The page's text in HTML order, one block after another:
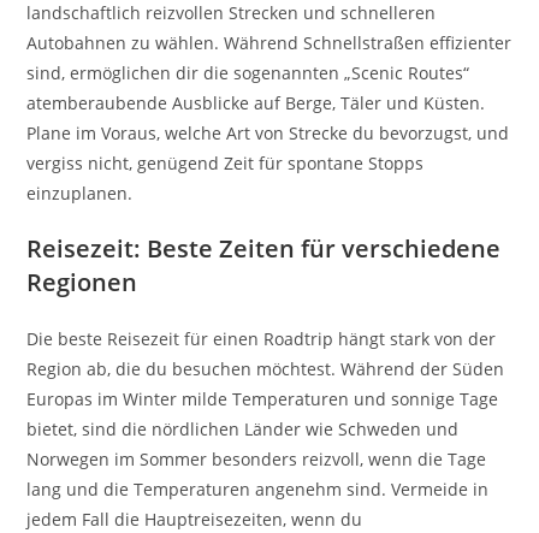
landschaftlich reizvollen Strecken und schnelleren
Autobahnen zu wählen. Während Schnellstraßen effizienter
sind, ermöglichen dir die sogenannten „Scenic Routes“
atemberaubende Ausblicke auf Berge, Täler und Küsten.
Plane im Voraus, welche Art von Strecke du bevorzugst, und
vergiss nicht, genügend Zeit für spontane Stopps
einzuplanen.
Reisezeit: Beste Zeiten für verschiedene
Regionen
Die beste Reisezeit für einen Roadtrip hängt stark von der
Region ab, die du besuchen möchtest. Während der Süden
Europas im Winter milde Temperaturen und sonnige Tage
bietet, sind die nördlichen Länder wie Schweden und
Norwegen im Sommer besonders reizvoll, wenn die Tage
lang und die Temperaturen angenehm sind. Vermeide in
jedem Fall die Hauptreisezeiten, wenn du